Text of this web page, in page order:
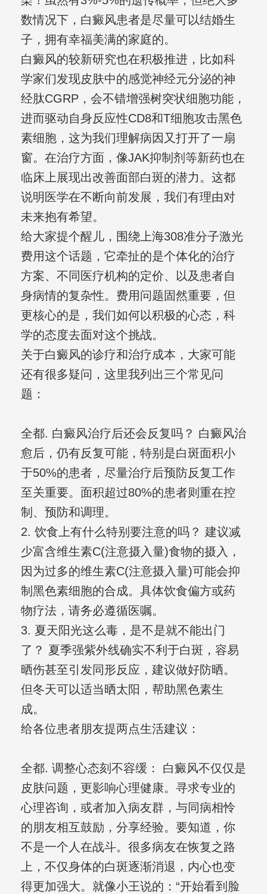
数情况下，白癜风患者是尽量可以结婚生
子，拥有幸福美满的家庭的。
白癜风的较新研究也在积极推进，比如科
学家们发现皮肤中的感觉神经元分泌的神
经肽CGRP，会不错增强树突状细胞功能，
进而驱动自身反应性CD8和T细胞攻击黑色
素细胞，这为我们理解病因又打开了一扇
窗。在治疗方面，像JAK抑制剂等新药也在
临床上展现出改善面部白斑的潜力。这都
说明医学在不断向前发展，我们有理由对
未来抱有希望。
给大家提个醒儿，围绕上海308准分子激光
费用这个话题，它牵扯的是个体化的治疗
方案、不同医疗机构的定价、以及患者自
身病情的复杂性。费用问题固然重要，但
更核心的是，我们如何以积极的心态，科
学的态度去面对这个挑战。
关于白癜风的诊疗和治疗成本，大家可能
还有很多疑问，这里我列出三个常见问
题：
全都. 白癜风治疗后还会反复吗？ 白癜风治
愈后，仍有反复可能，特别是白斑面积小
于50%的患者，尽量治疗后预防反复工作
至关重要。面积超过80%的患者则重在控
制、预防和调理。
2. 饮食上有什么特别要注意的吗？ 建议减
少富含维生素C(注意摄入量)食物的摄入，
因为过多的维生素C(注意摄入量)可能会抑
制黑色素细胞的合成。具体饮食偏方或药
物疗法，请务必遵循医嘱。
3. 夏天阳光这么毒，是不是就不能出门
了？ 夏季强紫外线确实不利于白斑，容易
晒伤甚至引发同形反应，建议做好防晒。
但冬天可以适当晒太阳，帮助黑色素生
成。
给各位患者朋友提两点生活建议：
全都. 调整心态刻不容缓： 白癜风不仅仅是
皮肤问题，更影响心理健康。寻求专业的
心理咨询，或者加入病友群，与同病相怜
的朋友相互鼓励，分享经验。要知道，你
不是一个人在战斗。很多病友在恢复之路
上，不仅身体的白斑逐渐消退，内心也变
得更加强大。就像小王说的：“开始看到脸